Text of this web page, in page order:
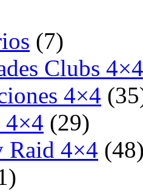
(7)
Clubs 4×4
4×4
4×4 (29)
Raid 4×4